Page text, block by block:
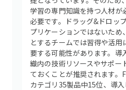
学習の専門知識を持つ人材が
必要です。ドラッグ&ドロッ
プリケーションではないため
とするチームでは習得や活用
要する可能性があります。導
織内の技術リソースやサポー
ておくことが推奨されます
カテゴリ35製品中15位、導